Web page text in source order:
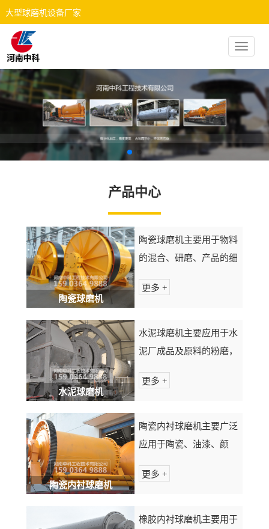
大型球磨机设备厂家
Toggle
产品中心
陶瓷球磨机
陶瓷球磨机主要用于物料
的混合、研磨、产品的细
干磨、也可湿磨。该机可
的衬板类型，以满足不同
需要。研磨作业的细度，
更多 +
水泥球磨机
水泥球磨机主要应用于水
泥厂成品及原料的粉磨，
力等工矿企业粉磨各种矿
用于开流粉磨，也适用于
与选粉机组成的循环圈流
更多 +
陶瓷内衬球磨机
陶瓷内衬球磨机主要广泛
应用于陶瓷、油漆、颜
行业，能有效降低物料的
选矿球磨机性能参数表型
更多 +
橡胶内衬球磨机主要用于